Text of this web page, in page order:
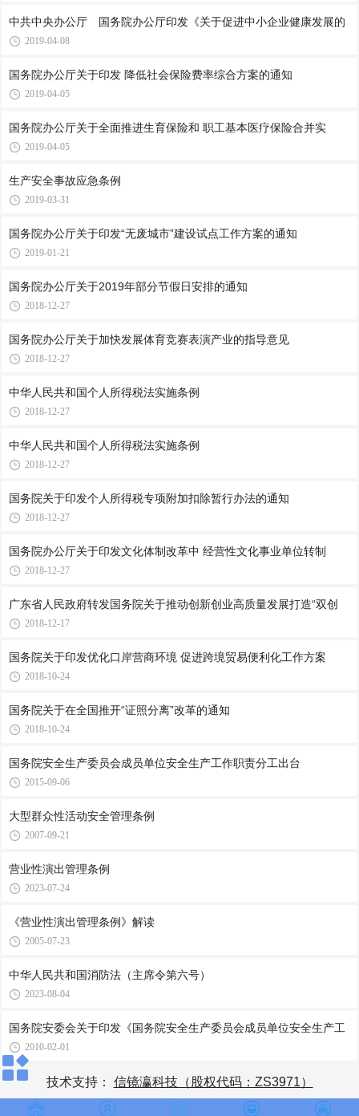
中共中央办公厅 国务院办公厅印发《关于促进中小企业健康发展的
2019-04-08
国务院办公厅关于印发 降低社会保险费率综合方案的通知
2019-04-05
国务院办公厅关于全面推进生育保险和 职工基本医疗保险合并实
2019-04-05
生产安全事故应急条例
2019-03-31
国务院办公厅关于印发“无废城市”建设试点工作方案的通知
2019-01-21
国务院办公厅关于2019年部分节假日安排的通知
2018-12-27
国务院办公厅关于加快发展体育竞赛表演产业的指导意见
2018-12-27
中华人民共和国个人所得税法实施条例
2018-12-27
中华人民共和国个人所得税法实施条例
2018-12-27
国务院关于印发个人所得税专项附加扣除暂行办法的通知
2018-12-27
国务院办公厅关于印发文化体制改革中 经营性文化事业单位转制
2018-12-27
广东省人民政府转发国务院关于推动创新创业高质量发展打造“双创
2018-12-17
国务院关于印发优化口岸营商环境 促进跨境贸易便利化工作方案
2018-10-24
国务院关于在全国推开“证照分离”改革的通知
2018-10-24
国务院安全生产委员会成员单位安全生产工作职责分工出台
2015-09-06
大型群众性活动安全管理条例
2007-09-21
营业性演出管理条例
2023-07-24
《营业性演出管理条例》解读
2005-07-23
中华人民共和国消防法（主席令第六号）
2023-08-04
国务院安委会关于印发《国务院安全生产委员会成员单位安全生产工
2010-02-01
技术支持： 信镜瀛科技（股权代码：ZS3971）